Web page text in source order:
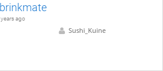
ago
Sushi_Kuine